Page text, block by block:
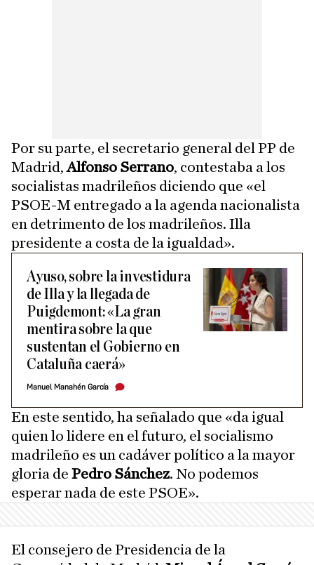
Por su parte, el secretario general del PP de
Madrid,Alfonso Serrano, contestaba a los
socialistas madrileños diciendo que «el
PSOE-M entregado a la agenda nacionalista
en detrimento de los madrileños. Illa
presidente a costa de la igualdad».
Ayuso, sobre la investidura
de Illa y la llegada de
Puigdemont: «La gran
mentira sobre la que
sustentan el Gobierno en
Cataluña caerá»
Manuel Manahén García
En este sentido, ha señalado que «da igual
quien lo lidere en el futuro, el socialismo
madrileño es un cadáver político a la mayor
gloria de Pedro Sánchez. No podemos
esperar nada de este PSOE».
El consejero de Presidencia de la